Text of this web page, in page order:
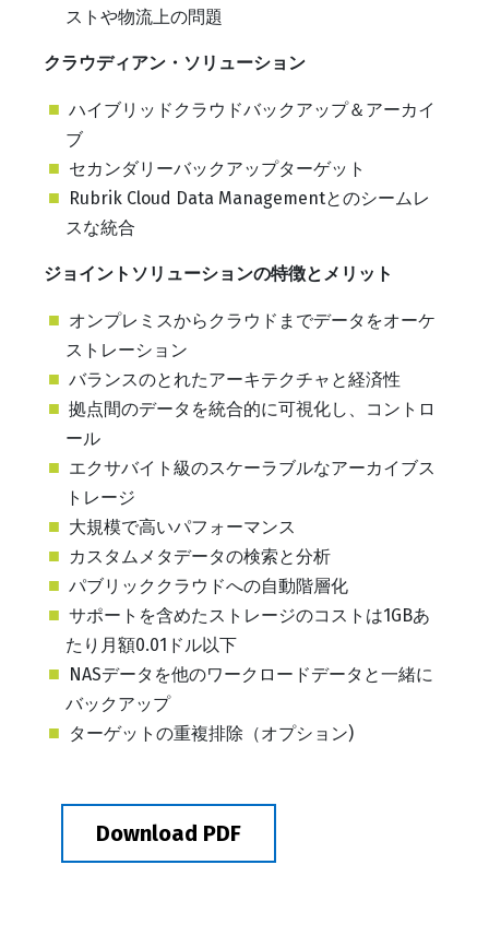
ストや物流上の問題
クラウディアン・ソリューション
ハイブリッドクラウドバックアップ＆アーカイ
ブ
セカンダリーバックアップターゲット
Rubrik Cloud Data Managementとのシームレ
スな統合
ジョイントソリューションの特徴とメリット
オンプレミスからクラウドまでデータをオーケ
ストレーション
バランスのとれたアーキテクチャと経済性
拠点間のデータを統合的に可視化し、コントロ
ール
エクサバイト級のスケーラブルなアーカイブス
トレージ
大規模で高いパフォーマンス
カスタムメタデータの検索と分析
パブリッククラウドへの自動階層化
サポートを含めたストレージのコストは1GBあ
たり月額0.01ドル以下
NASデータを他のワークロードデータと一緒に
バックアップ
ターゲットの重複排除（オプション)
Download PDF